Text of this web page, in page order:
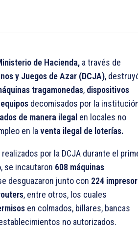
de Hacienda, a través de
y Juegos de Azar (DCJA),
tragamonedas, dispositivos
equipos decomisados por la
de manera ilegal en locales no
en la venta ilegal de loterías.
por la DCJA durante el
se incautaron 608 máquinas
desguazaron junto con 224
, entre otros, los cuales
en colmados, billares, bancas
no autorizados.